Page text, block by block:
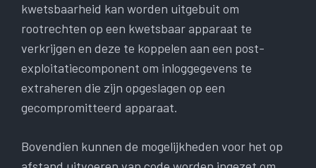
kwetsbaarheid kan worden uitgebuit om
rootrechten op een kwetsbaar apparaat te
verkrijgen en deze te koppelen aan een post-
exploitatiecomponent om inloggegevens te
extraheren die zijn opgeslagen op een
gecompromitteerd apparaat.
Bovendien kunnen de mogelijkheden voor het op